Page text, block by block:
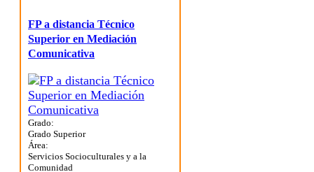
FP a distancia Técnico
Superior en Mediación
Comunicativa
Grado:
Grado Superior
Área:
Servicios Socioculturales y a la
Comunidad